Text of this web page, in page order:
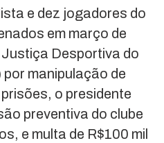
e dez jogadores do
em março de
Justiça Desportiva do
manipulação de
o presidente
preventiva do clube
e multa de R$100 mil